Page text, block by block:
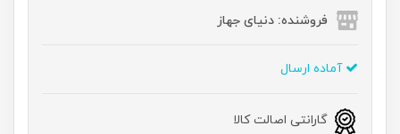
فروشنده: دنیای جهاز
آماده ارسال
گارانتی اصالت کالا